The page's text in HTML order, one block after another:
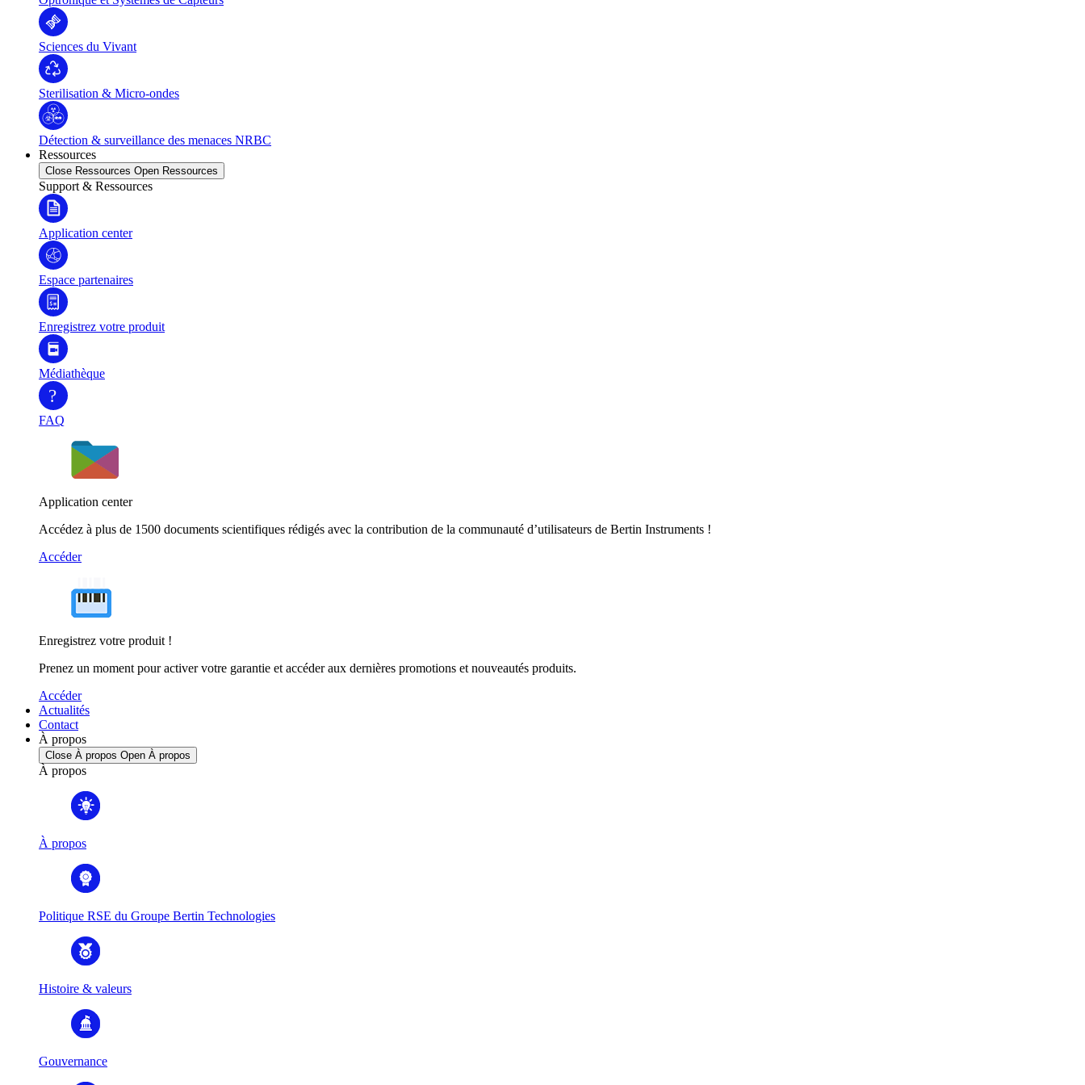
Sciences du Vivant
Sterilisation & Micro-ondes
Détection & surveillance des menaces NRBC
Ressources
Close Ressources Open Ressources
Support & Ressources
Application center
Espace partenaires
Enregistrez votre produit
Médiathèque
?
FAQ
Application center
Accédez à plus de 1500 documents scientifiques rédigés avec la contribution de la communauté d’utilisateurs de Bertin Instruments !
Accéder
Enregistrez votre produit !
Prenez un moment pour activer votre garantie et accéder aux dernières promotions et nouveautés produits.
Accéder
Actualités
Contact
À propos
Close À propos Open À propos
À propos
À propos
Politique RSE du Groupe Bertin Technologies
Histoire & valeurs
Gouvernance